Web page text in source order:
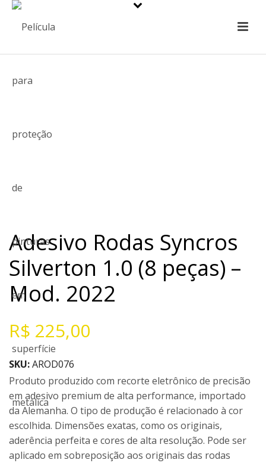
Adesivo Rodas Syncros
Silverton 1.0 (8 peças) –
Mod. 2022
R$ 225,00
SKU:AROD076
Produto produzido com recorte eletrônico de precisão
em adesivo premium de alta performance, importado
da Alemanha. O tipo de produção é relacionado à cor
escolhida. Dimensões exatas, como os originais,
aderência perfeita e cores de alta resolução. Pode ser
aplicado em sobreposição aos originais das rodas